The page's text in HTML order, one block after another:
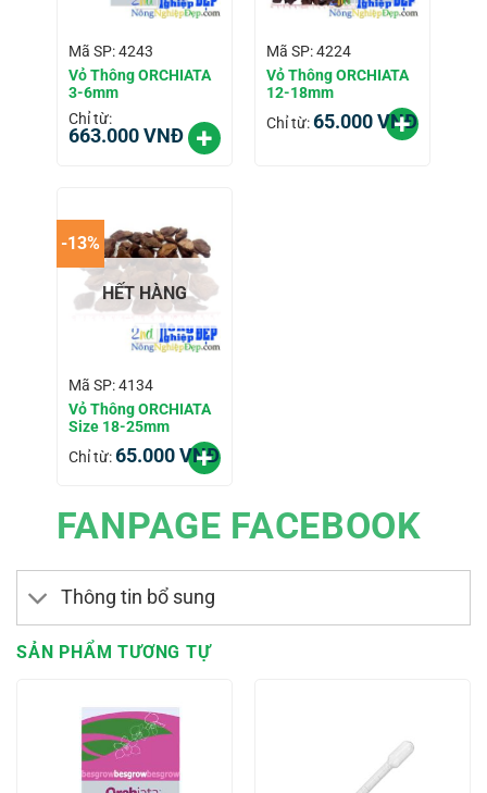
Mã SP: 4243
Vỏ Thông ORCHIATA
3-6mm
Chỉ từ:
663.000VNĐ
Mã SP: 4224
Vỏ Thông ORCHIATA
12-18mm
Chỉ từ:65.000VNĐ
-13%
HẾT HÀNG
Mã SP: 4134
Vỏ Thông ORCHIATA
Size 18-25mm
Chỉ từ:65.000VNĐ
FANPAGE FACEBOOK
Thông tin bổ sung
SẢN PHẨM TƯƠNG TỰ